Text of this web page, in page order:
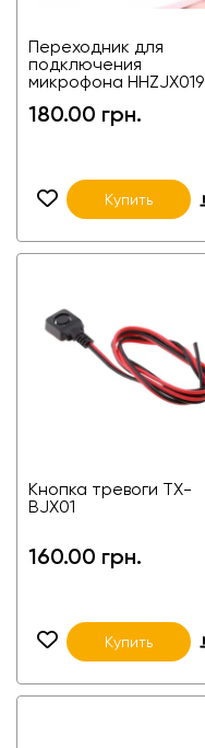
Переходник для
подключения
микрофона HHZJX019
180.00 грн.
Купить
Кнопка тревоги TX-
BJX01
160.00 грн.
Купить